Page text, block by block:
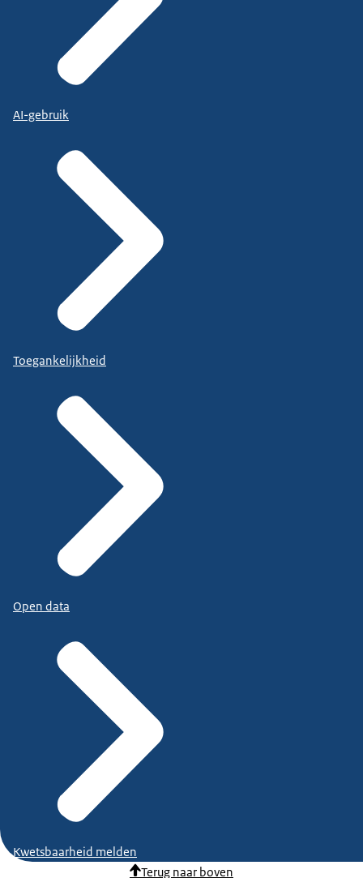
AI-gebruik
Toegankelijkheid
Open data
Kwetsbaarheid melden
Terug naar boven